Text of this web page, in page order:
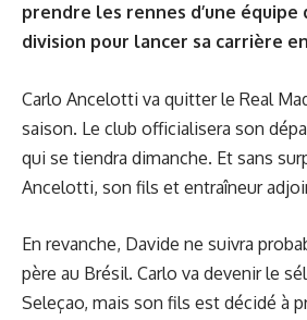
prendre les rennes d’une équipe
division pour lancer sa carrière
Carlo Ancelotti va quitter le Real
saison. Le club officialisera son
qui se tiendra dimanche. Et sans
Ancelotti, son fils et entraîneur
En revanche, Davide ne suivra
père au Brésil. Carlo va devenir le
Seleçao, mais son fils est décidé à